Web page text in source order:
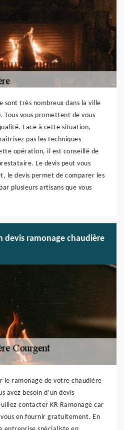
sont très nombreux dans la ville
Tous vous promettent de vous
Face à cette situation,
pas les techniques
opération, il est conseillé de
Le devis peut vous
le devis permet de comparer les
plusieurs artisans que vous
devis ramonage chaudière
le ramonage de votre chaudière
avez besoin d’un devis
contacter KR Ramonage car
en fournir gratuitement. En